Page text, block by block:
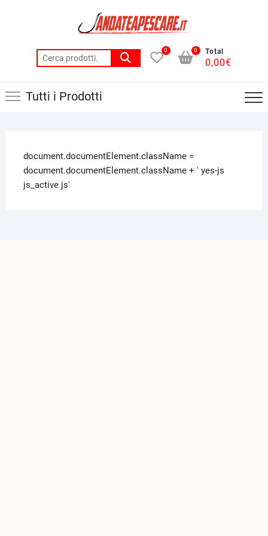
0 Total
0,00€
0
Tutti i Prodotti
document.documentElement.className =
document.documentElement.className + ' yes-js
js_active js'